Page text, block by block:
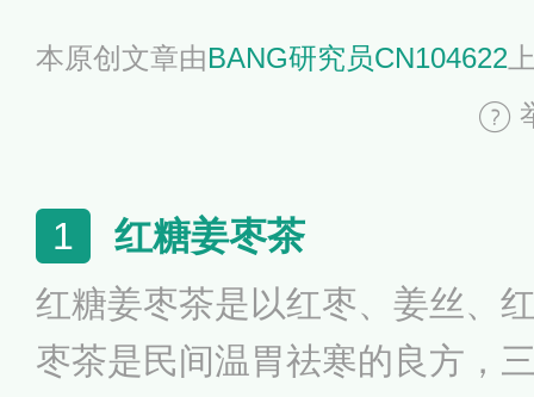
本原创文章由BANG研究员CN104622
1 红糖姜枣茶
红糖姜枣茶是以红枣、姜丝、
枣茶是民间温胃祛寒的良方，